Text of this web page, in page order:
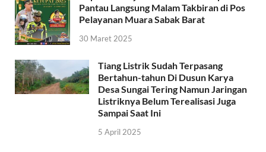
Pantau Langsung Malam Takbiran di Pos
Pelayanan Muara Sabak Barat
30 Maret 2025
Tiang Listrik Sudah Terpasang
Bertahun-tahun Di Dusun Karya
Desa Sungai Tering Namun Jaringan
Listriknya Belum Terealisasi Juga
Sampai Saat Ini
5 April 2025